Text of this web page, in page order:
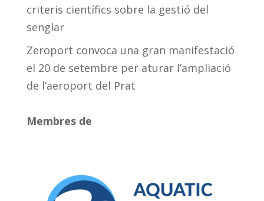
criteris científics sobre la gestió del
senglar
Zeroport convoca una gran manifestació
el 20 de setembre per aturar l’ampliació
de l’aeroport del Prat
Membres de